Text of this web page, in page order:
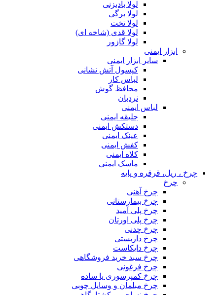
لولا بادبزنی
لولا برگی
لولا تخت
لولا قدی (شاخه ای)
لولا گازور
ابزار ایمنی
سایر ابزار ایمنی
کپسول آتش نشانی
لباس کار
محافظ گوش
نردبان
لباس ایمنی
جلیقه ایمنی
دستکش ایمنی
عینک ایمنی
کفش ایمنی
کلاه ایمنی
ماسک ایمنی
چرخ ، ریل، قرقره و پایه
چرخ
چرخ آهنی
چرخ بیمارستانی
چرخ پلی آمید
چرخ پلی اورتان
چرخ چدنی
چرخ داربستی
چرخ دایکاست
چرخ سبد خرید فروشگاهی
چرخ فرغونی
چرخ کمپرسوری یا ساده
چرخ مبلمان و وسایل چوبی